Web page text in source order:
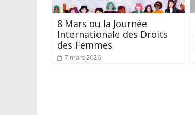
8 Mars ou la Journée
Internationale des Droits
des Femmes
7 mars 2026